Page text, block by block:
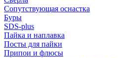
Сопутствующая оснастка
Буры
SDS-plus
Пайка и наплавка
Посты для пайки
Припои и флюсы